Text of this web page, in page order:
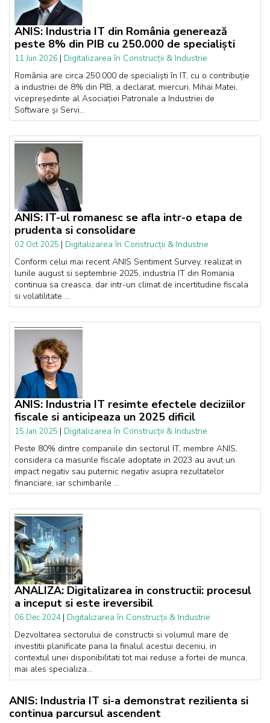
ANIS: Industria IT din România generează
peste 8% din PIB cu 250.000 de specialiști
11 Jun 2026 | Digitalizarea în Construcții & Industrie
România are circa 250.000 de specialiști în IT, cu o contribuție
a industriei de 8% din PIB, a declarat, miercuri, Mihai Matei,
vicepreședinte al Asociației Patronale a Industriei de
Software și Servi...
ANIS: IT-ul romanesc se afla intr-o etapa de
prudenta si consolidare
02 Oct 2025 | Digitalizarea în Construcții & Industrie
Conform celui mai recent ANIS Sentiment Survey, realizat in
lunile august si septembrie 2025, industria IT din Romania
continua sa creasca, dar intr-un climat de incertitudine fiscala
si volatilitate ...
ANIS: Industria IT resimte efectele deciziilor
fiscale si anticipeaza un 2025 dificil
15 Jan 2025 | Digitalizarea în Construcții & Industrie
Peste 80% dintre companiile din sectorul IT, membre ANIS,
considera ca masurile fiscale adoptate in 2023 au avut un
impact negativ sau puternic negativ asupra rezultatelor
financiare, iar schimbarile ...
ANALIZA: Digitalizarea in constructii: procesul
a inceput si este ireversibil
06 Dec 2024 | Digitalizarea în Construcții & Industrie
Dezvoltarea sectorului de constructii si volumul mare de
investitii planificate pana la finalul acestui deceniu, in
contextul unei disponibilitati tot mai reduse a fortei de munca,
mai ales specializa...
ANIS: Industria IT si-a demonstrat rezilienta si
continua parcursul ascendent